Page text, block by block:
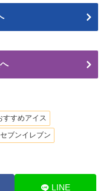
すすめアイス
セブンイレブン
LINE